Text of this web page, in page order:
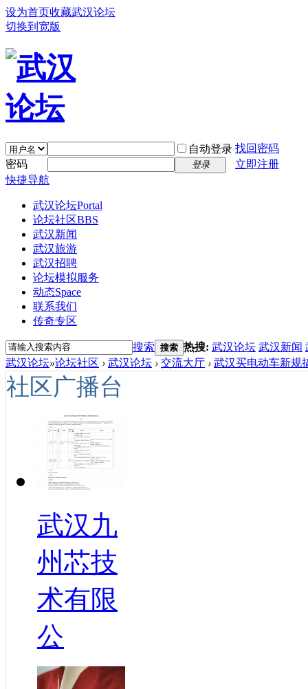
设为首页收藏武汉论坛
切换到宽版
自动登录 找回密码
密码
登录
立即注册
快捷导航
武汉论坛Portal
论坛社区BBS
武汉新闻
武汉旅游
武汉招聘
论坛模拟服务
动态Space
联系我们
传奇专区
搜索 搜索 热搜: 武汉论坛 武汉新闻
武汉论坛»论坛社区 › 武汉论坛 › 交流大厅 › 武汉买电动车新规
社区广播台
武汉九
州芯技
术有限
公